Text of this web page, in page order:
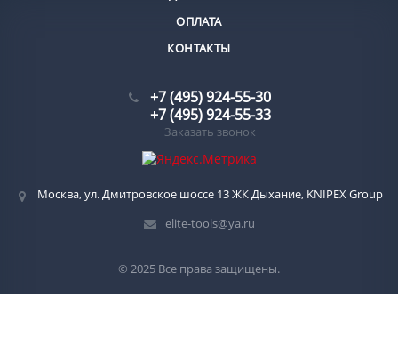
ОПЛАТА
КОНТАКТЫ
+7 (495) 924-55-30
+7 (495) 924-55-33
Заказать звонок
Москва, ул. Дмитровское шоссе 13 ЖК Дыхание, KNIPEX Group
elite-tools@ya.ru
© 2025 Все права защищены.